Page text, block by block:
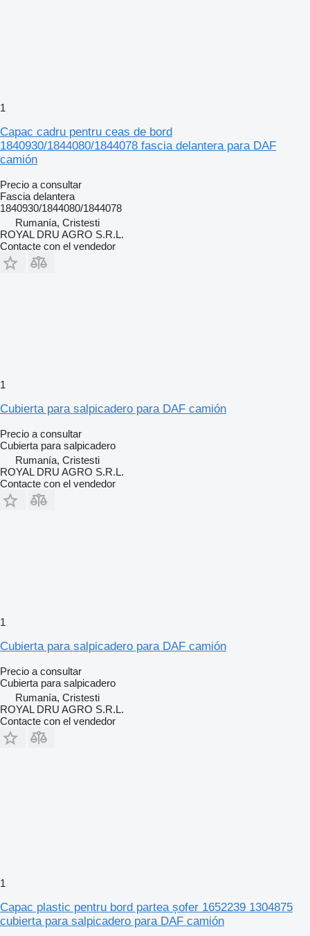
1
Capac cadru pentru ceas de bord
1840930/1844080/1844078 fascia delantera para DAF
camión
Precio a consultar
Fascia delantera
1840930/1844080/1844078
Rumanía, Cristesti
ROYAL DRU AGRO S.R.L.
Contacte con el vendedor
1
Cubierta para salpicadero para DAF camión
Precio a consultar
Cubierta para salpicadero
Rumanía, Cristesti
ROYAL DRU AGRO S.R.L.
Contacte con el vendedor
1
Cubierta para salpicadero para DAF camión
Precio a consultar
Cubierta para salpicadero
Rumanía, Cristesti
ROYAL DRU AGRO S.R.L.
Contacte con el vendedor
1
Capac plastic pentru bord partea șofer 1652239 1304875
cubierta para salpicadero para DAF camión